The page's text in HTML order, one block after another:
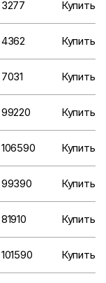
3277 Купить
4362 Купить
7031 Купить
99220 Купить
106590 Купить
99390 Купить
81910 Купить
101590 Купить